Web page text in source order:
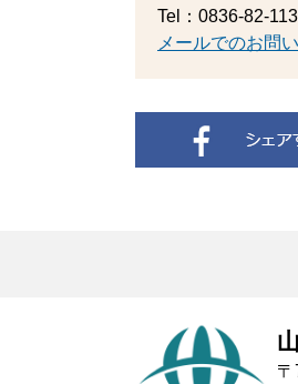
Tel：0836-82-
メールでのお問